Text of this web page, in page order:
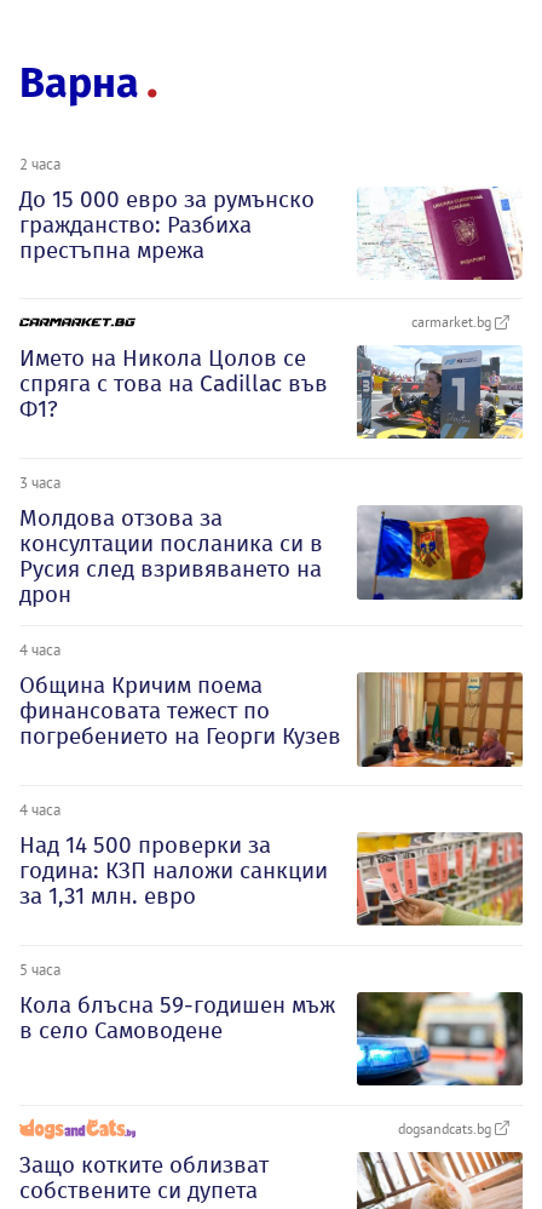
Варна
2 часа
До 15 000 евро за румънско
гражданство: Разбиха
престъпна мрежа
carmarket.bg
Името на Никола Цолов се
спряга с това на Cadillac във
Ф1?
3 часа
Молдова отзова за
консултации посланика си в
Русия след взривяването на
дрон
4 часа
Община Кричим поема
финансовата тежест по
погребението на Георги Кузев
4 часа
Над 14 500 проверки за
година: КЗП наложи санкции
за 1,31 млн. евро
5 часа
Кола блъсна 59-годишен мъж
в село Самоводене
dogsandcats.bg
Защо котките облизват
собствените си дупета